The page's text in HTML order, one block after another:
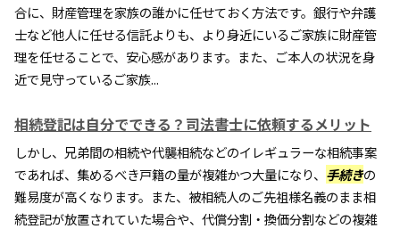
合に、財産管理を家族の誰かに任せておく方法です。銀行や弁護
士など他人に任せる信託よりも、より身近にいるご家族に財産管
理を任せることで、安心感があります。また、ご本人の状況を身
近で見守っているご家族...
相続登記は自分でできる？司法書士に依頼するメリット
しかし、兄弟間の相続や代襲相続などのイレギュラーな相続事案
であれば、集めるべき戸籍の量が複雑かつ大量になり、 手続きの
難易度が高くなります。また、被相続人のご先祖様名義のまま相
続登記が放置されていた場合や、代償分割・換価分割などの複雑